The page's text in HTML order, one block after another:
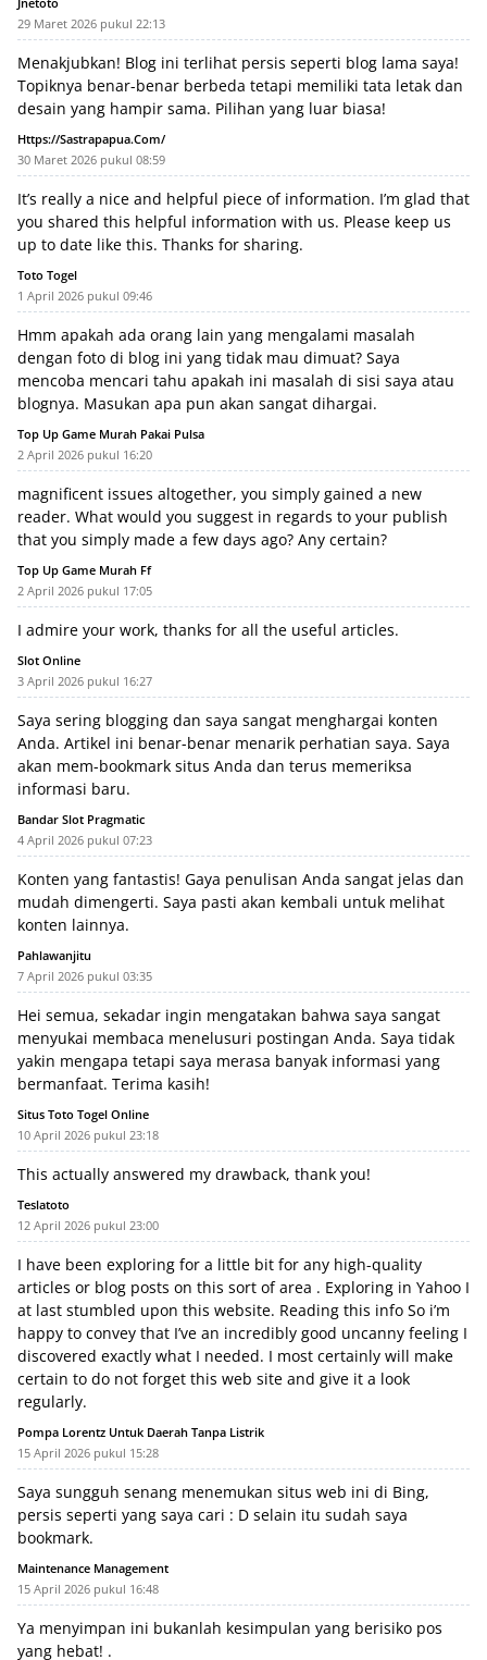
29 Maret 2026 pukul 22:13
Menakjubkan! Blog ini terlihat persis seperti blog lama saya!
Topiknya benar-benar berbeda tetapi memiliki tata letak dan
desain yang hampir sama. Pilihan yang luar biasa!
Https://sastrapapua.com/
30 Maret 2026 pukul 08:59
It’s really a nice and helpful piece of information. I’m glad that
you shared this helpful information with us. Please keep us
up to date like this. Thanks for sharing.
Toto Togel
1 April 2026 pukul 09:46
Hmm apakah ada orang lain yang mengalami masalah
dengan foto di blog ini yang tidak mau dimuat? Saya
mencoba mencari tahu apakah ini masalah di sisi saya atau
blognya. Masukan apa pun akan sangat dihargai.
Top Up Game Murah Pakai Pulsa
2 April 2026 pukul 16:20
magnificent issues altogether, you simply gained a new
reader. What would you suggest in regards to your publish
that you simply made a few days ago? Any certain?
Top Up Game Murah Ff
2 April 2026 pukul 17:05
I admire your work, thanks for all the useful articles.
Slot Online
3 April 2026 pukul 16:27
Saya sering blogging dan saya sangat menghargai konten
Anda. Artikel ini benar-benar menarik perhatian saya. Saya
akan mem-bookmark situs Anda dan terus memeriksa
informasi baru.
Bandar Slot Pragmatic
4 April 2026 pukul 07:23
Konten yang fantastis! Gaya penulisan Anda sangat jelas dan
mudah dimengerti. Saya pasti akan kembali untuk melihat
konten lainnya.
Pahlawanjitu
7 April 2026 pukul 03:35
Hei semua, sekadar ingin mengatakan bahwa saya sangat
menyukai membaca menelusuri postingan Anda. Saya tidak
yakin mengapa tetapi saya merasa banyak informasi yang
bermanfaat. Terima kasih!
Situs Toto Togel Online
10 April 2026 pukul 23:18
This actually answered my drawback, thank you!
Teslatoto
12 April 2026 pukul 23:00
I have been exploring for a little bit for any high-quality
articles or blog posts on this sort of area . Exploring in Yahoo I
at last stumbled upon this website. Reading this info So i’m
happy to convey that I’ve an incredibly good uncanny feeling I
discovered exactly what I needed. I most certainly will make
certain to do not forget this web site and give it a look
regularly.
Pompa Lorentz Untuk Daerah Tanpa Listrik
15 April 2026 pukul 15:28
Saya sungguh senang menemukan situs web ini di Bing,
persis seperti yang saya cari : D selain itu sudah saya
bookmark.
Maintenance Management
15 April 2026 pukul 16:48
Ya menyimpan ini bukanlah kesimpulan yang berisiko pos
yang hebat! .